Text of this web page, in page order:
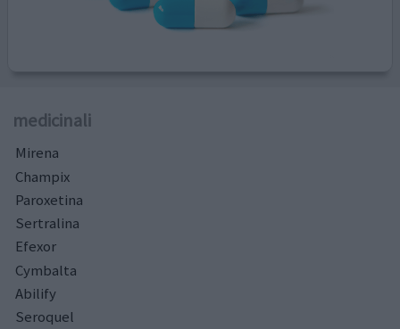
medicinali
Mirena
Champix
Paroxetina
Sertralina
Efexor
Cymbalta
Abilify
Seroquel